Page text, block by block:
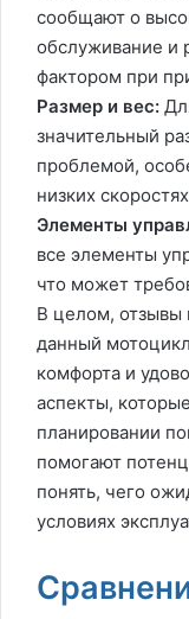
сообщают о
обслуживание и
фактором при
Размер и вес:
значительный
проблемой,
низких
Элементы
все элементы
что может
В целом, отзывы
данный
комфорта и
аспекты,
планировании
помогают
понять, чего
условиях